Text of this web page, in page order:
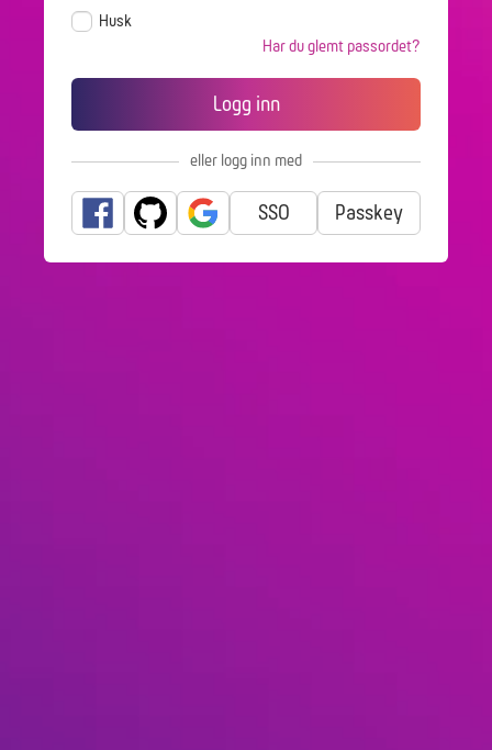
Husk
Har du glemt passordet?
eller logg inn med
SSO Passkey